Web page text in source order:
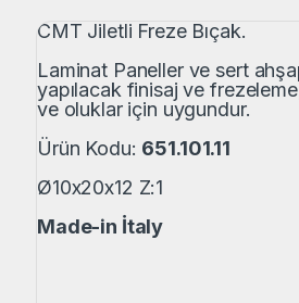
CMT Jiletli Freze Bıçak.
Laminat Paneller ve sert
yapılacak finisaj ve
ve oluklar için uygundur.
Ürün Kodu: 651.101.11
Ø10x20x12 Z:1
Made-in İtaly